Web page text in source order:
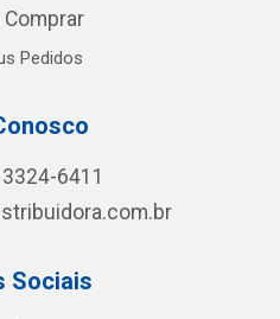
Comprar
Pedidos
6411
Sociais